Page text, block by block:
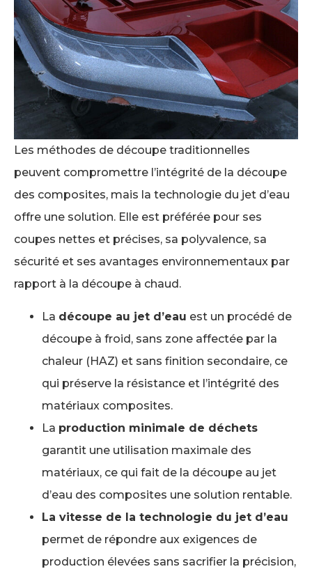
Les méthodes de découpe traditionnelles
peuvent compromettre l’intégrité de la découpe
des composites, mais la technologie du jet d’eau
offre une solution. Elle est préférée pour ses
coupes nettes et précises, sa polyvalence, sa
sécurité et ses avantages environnementaux par
rapport à la découpe à chaud.
La découpe au jet d’eau est un procédé de
découpe à froid, sans zone affectée par la
chaleur (HAZ) et sans finition secondaire, ce
qui préserve la résistance et l’intégrité des
matériaux composites.
La production minimale de déchets
garantit une utilisation maximale des
matériaux, ce qui fait de la découpe au jet
d’eau des composites une solution rentable.
La vitesse de la technologie du jet d’eau
permet de répondre aux exigences de
production élevées sans sacrifier la précision,